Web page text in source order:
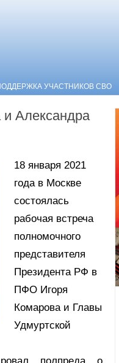
УЧАСТНИКОВ СВО
и Александра
18 января 2021
года в Москве
состоялась
рабочая встреча
полномочного
представителя
Президента РФ в
ПФО Игоря
Комарова и Главы
Удмуртской